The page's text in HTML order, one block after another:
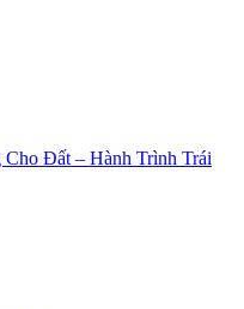
Đất – Hành Trình Trái